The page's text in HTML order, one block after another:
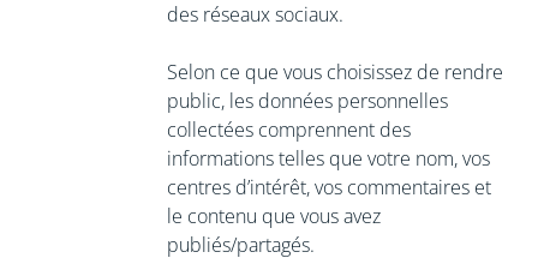
des réseaux sociaux.
Selon ce que vous choisissez de rendre
public, les données personnelles
collectées comprennent des
informations telles que votre nom, vos
centres d’intérêt, vos commentaires et
le contenu que vous avez
publiés/partagés.